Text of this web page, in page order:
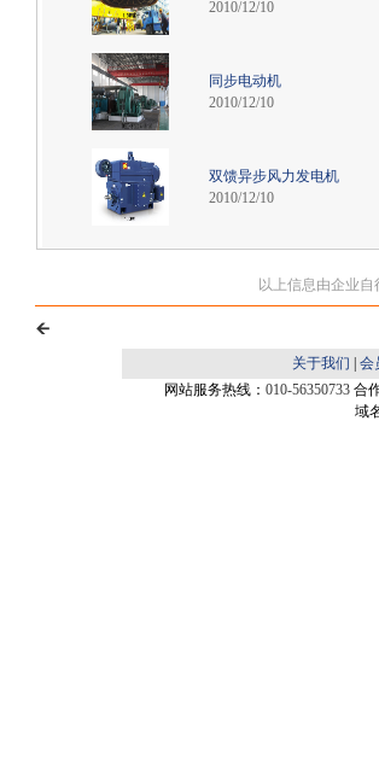
2010/12/10
同步电动机
2010/12/10
双馈异步风力发电机
2010/12/10
以上信息由企业
关于我们 会
网站服务热线： 010-56350733 合
域